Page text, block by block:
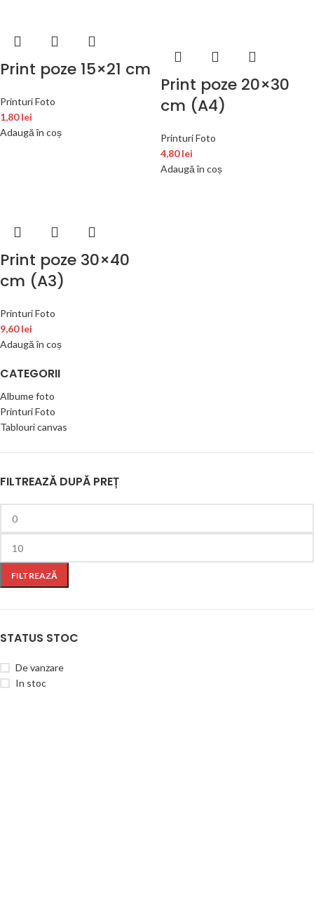
CATEGORII
Albume foto
Printuri Foto
Tablouri canvas
FILTREAZĂ DUPĂ PREȚ
FILTREAZĂ
STATUS STOC
De vanzare
In stoc
Print poze 15×21 cm
Printuri Foto
1,80lei
Adaugă în coș
Print poze 20×30
cm (A4)
Printuri Foto
4,80lei
Adaugă în coș
Print poze 30×40
cm (A3)
Printuri Foto
9,60lei
Adaugă în coș